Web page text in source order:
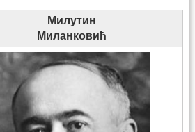
Милутин
Миланковић